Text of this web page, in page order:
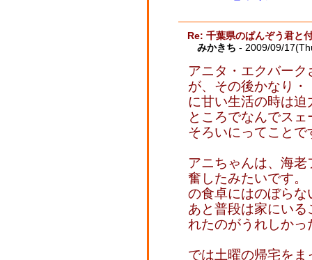
Re: 千葉県のぱんぞう君と
みかきち - 2009/09/
アニタ・エクバー
が、その後かなり
に甘い生活の時は
ところでなんでス
そろいにってことで
アニちゃんは、海
奮したみたいです
の食卓にはのぼらな
あと普段は家にい
れたのがうれしか
では土曜の帰宅を